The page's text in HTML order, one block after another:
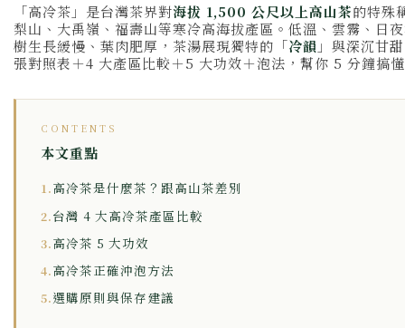
「高冷茶」是台灣茶界對海拔 1,500 公尺以上高山茶的特殊
梨山、大禹嶺、福壽山等寒冷高海拔產區。低溫、雲霧、日
樹生長緩慢、葉肉肥厚，茶湯展現獨特的「冷韻 」與深沉甘
張對照表＋4 大產區比較＋5 大功效＋泡法，幫你 5 分鐘搞
CONTENTS
本文重點
1.高冷茶是什麼茶？跟高山茶差別
2.台灣 4 大高冷茶產區比較
3.高冷茶 5 大功效
4.高冷茶正確沖泡方法
5.選購原則與保存建議